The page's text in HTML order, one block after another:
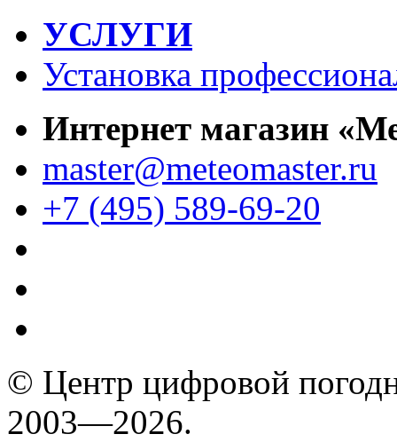
УСЛУГИ
Установка
Интернет магазин
master@meteomaster.ru
+7 (495) 589-69-20
© Центр цифровой
2003—2026.